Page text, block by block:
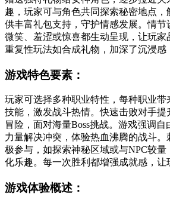
趣，玩家可与角色共同探索秘密地点
供丰富礼包支持，守护情感发展。情节
微笑、羞涩或惊喜都生动呈现，让玩家
重复性玩法如合成礼物，加深了沉浸感
游戏特色要素：
玩家可选择多种职业特性，每种职业
技能，激发战斗热情。快速击败对手
冒险，面对海量Boss挑战。游戏强调
力量解决冲突，体验热血沸腾的战斗
极参与，如探索神秘区域或与NPC较
化乐趣。每一次胜利都增强成就感，让
游戏体验概述：